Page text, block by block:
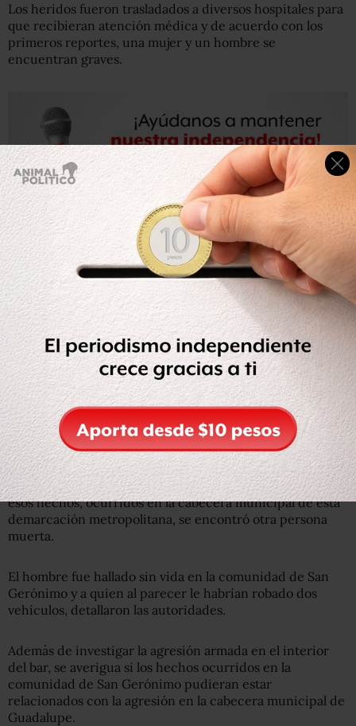
Los heridos fueron trasladados a diversos hospitales para
que recibieran atención médica y de acuerdo con los
primeros reportes, una mujer y un hombre se
encuentran graves.
Desde el momento del ataque, y hasta las primeras horas
de este sábado, se inició un operativo del Grupo de
Coordinación Local (CGL) para tratar de dar con los
responsables.
Lee: Con 17,500 asesinatos, el primer semestre de AMLO
es el más violento de los últimos sexenios
La SSP también dio a conocer que minutos después de
esos hechos, ocurridos en la cabecera municipal de esta
demarcación metropolitana, se encontró otra persona
muerta.
El hombre fue hallado sin vida en la comunidad de San
Gerónimo y a quien al parecer le habrían robado dos
vehículos, detallaron las autoridades.
Además de investigar la agresión armada en el interior
del bar, se averigua si los hechos ocurridos en la
comunidad de San Gerónimo pudieran estar
relacionados con la agresión en la cabecera municipal de
Guadalupe.